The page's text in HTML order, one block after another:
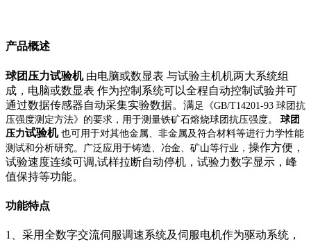
产品概述
球团压力试验机 由电脑或数显表 与试验主机机两大系统组
成，电脑或数显表 作为控制系统可以全程自动控制试验并可
通过数据传感器自动采集实验数据。满足《GB/T14201-93 球团抗
压强度测定方法》的要求，用于测量铁矿石熔烧球团抗压强度。 球团
压力试验机 也可用于对其他金属、非金属及符合材料等进行力学性能
测试和分析研究。广泛应用于铸造、冶金、矿山等行业， 操作方便，
试验速度连续可调,试样拉断自动停机，试验力数字显示，峰
值保持等功能。
功能特点
1、采用全数字交流伺服调速系统及伺服电机作为驱动系统，